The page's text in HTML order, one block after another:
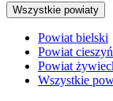
Wszystkie powiaty
Powiat bielski
Powiat
Powiat
Wszystkie